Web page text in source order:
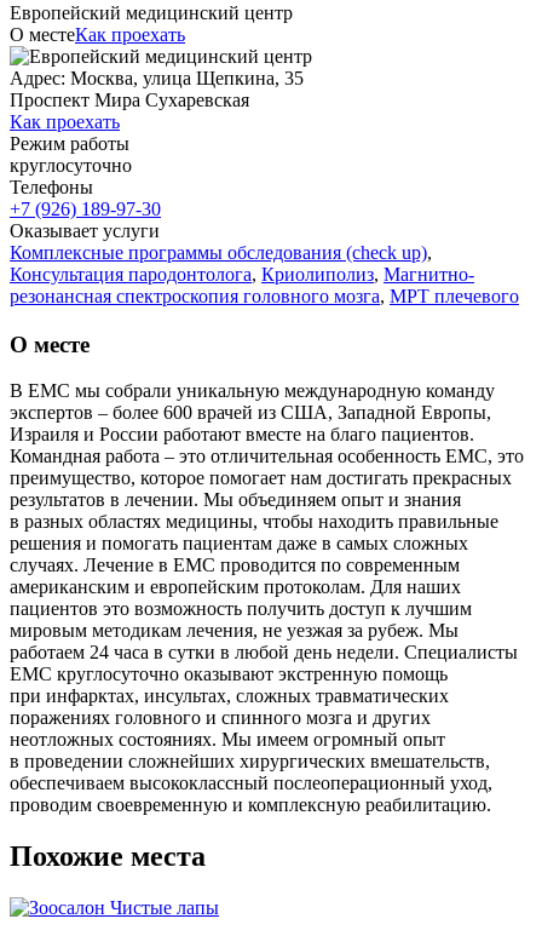
Европейский медицинский центр
О местеКак проехать
Адрес: Москва, улица Щепкина, 35
Проспект Мира Сухаревская
Как проехать
Режим работы
круглосуточно
Телефоны
+7 (926) 189-97-30
Оказывает услуги
Комплексные программы обследования (check up),
Консультация пародонтолога, Криолиполиз, Магнитно-
резонансная спектроскопия головного мозга, МРТ плечевого
О месте
В EMC мы собрали уникальную международную команду
экспертов – более 600 врачей из США, Западной Европы,
Израиля и России работают вместе на благо пациентов.
Командная работа – это отличительная особенность EMC, это
преимущество, которое помогает нам достигать прекрасных
результатов в лечении. Мы объединяем опыт и знания
в разных областях медицины, чтобы находить правильные
решения и помогать пациентам даже в самых сложных
случаях. Лечение в EMC проводится по современным
американским и европейским протоколам. Для наших
пациентов это возможность получить доступ к лучшим
мировым методикам лечения, не уезжая за рубеж. Мы
работаем 24 часа в сутки в любой день недели. Специалисты
EMC круглосуточно оказывают экстренную помощь
при инфарктах, инсультах, сложных травматических
поражениях головного и спинного мозга и других
неотложных состояниях. Мы имеем огромный опыт
в проведении сложнейших хирургических вмешательств,
обеспечиваем высококлассный послеоперационный уход,
проводим своевременную и комплексную реабилитацию.
Похожие места